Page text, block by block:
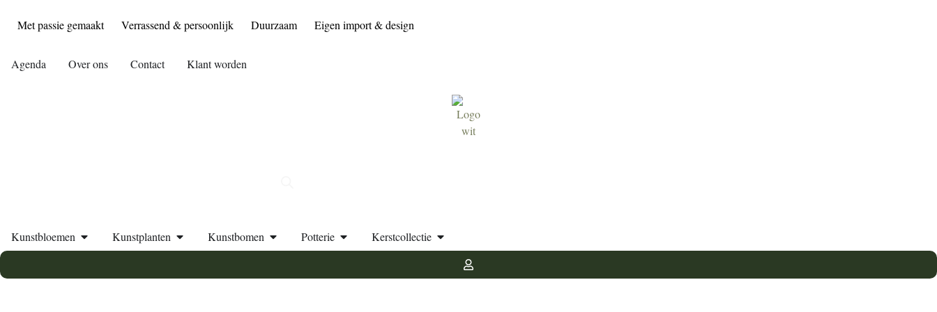
Met passie gemaakt Verrassend & persoonlijk Duurzaam Eigen import & design
Agenda Over ons Contact Klant worden
Kunstbloemen Kunstplanten Kunstbomen Potterie Kerstcollectie